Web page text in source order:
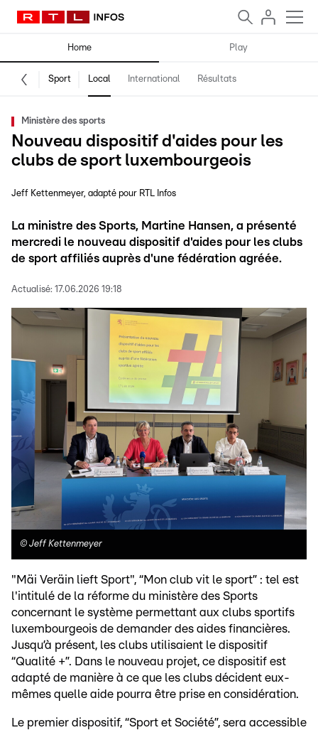
Home Play
Sport Local International Résultats
Ministère des sports
Nouveau dispositif d'aides pour les
clubs de sport luxembourgeois
Jeff Kettenmeyer adapté pour RTL Infos
La ministre des Sports, Martine Hansen, a présenté
mercredi le nouveau dispositif d'aides pour les clubs
de sport affiliés auprès d'une fédération agréée.
Actualisé: 17.06.2026 19:18
© Jeff Kettenmeyer
"Mäi Veräin lieft Sport", “Mon club vit le sport” : tel est
l'intitulé de la réforme du ministère des Sports
concernant le système permettant aux clubs sportifs
luxembourgeois de demander des aides financières.
Jusqu’à présent, les clubs utilisaient le dispositif
“Qualité +”. Dans le nouveau projet, ce dispositif est
adapté de manière à ce que les clubs décident eux-
mêmes quelle aide pourra être prise en considération.
Le premier dispositif, “Sport et Société”, sera accessible